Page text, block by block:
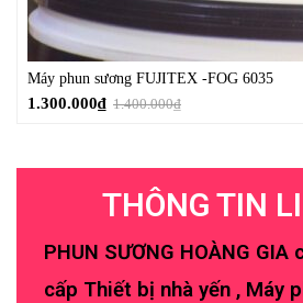
Máy phun sương FUJITEX -FOG 6035
1.400.000₫
1.300.000₫
THÔNG TIN
PHUN SƯƠNG HOÀNG GIA
cấp Thiết bị nhà yến , Máy